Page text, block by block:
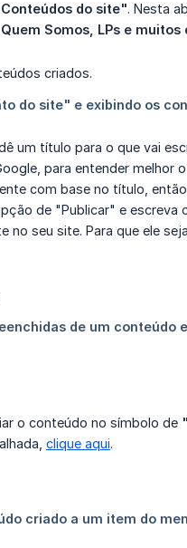
do site". Nesta
Somos, LPs e muitos
um título para o que vai
para entender melhor
com base no título,
de "Publicar" e escreva
seu site. Para que ele
o conteúdo no símbolo de
clique aqui.